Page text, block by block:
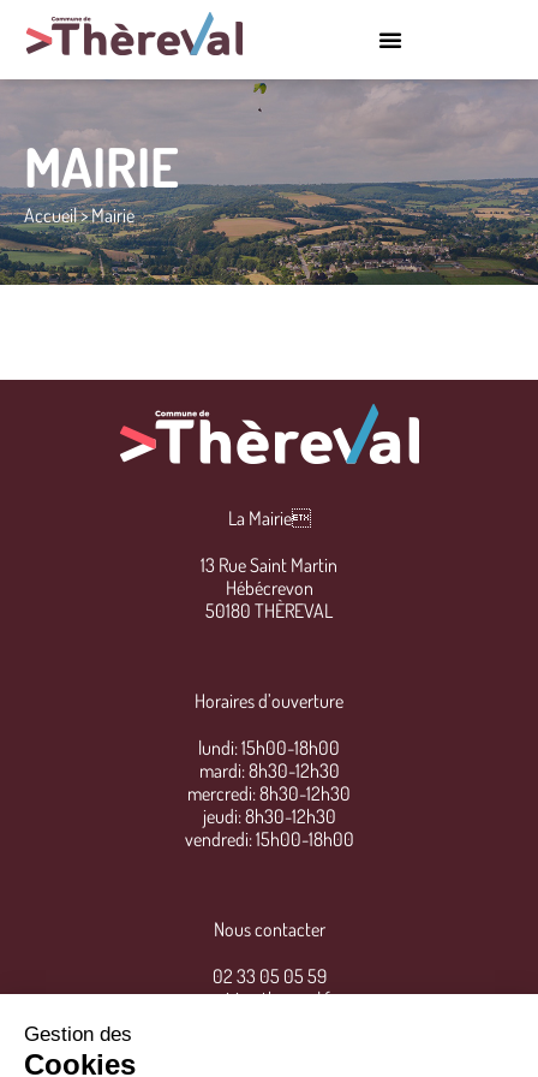
MAIRIE
Accueil>Mairie
La Mairie
13 Rue Saint Martin
Hébécrevon
50180 THÈREVAL
Horaires d’ouverture
lundi: 15h00-18h00
mardi: 8h30-12h30
mercredi: 8h30-12h30
jeudi: 8h30-12h30
vendredi: 15h00-18h00
Nous contacter
02 33 05 05 59
mairie@thereval.fr
Gestion des
Cookies